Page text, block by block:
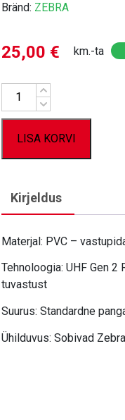
Bränd: ZEBRA
25,00 € km.-ta
Kogus
LISA KORVI
Kirjeldus
Materjal: PVC –
Tehnoloogia: UHF Gen
tuvastust
Suurus: Standardne
Ühilduvus: Sobivad